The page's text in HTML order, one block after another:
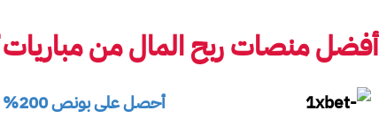
أفضل منصات ربح المال من مباريات
أحصل على بونص 200% من 1XBET